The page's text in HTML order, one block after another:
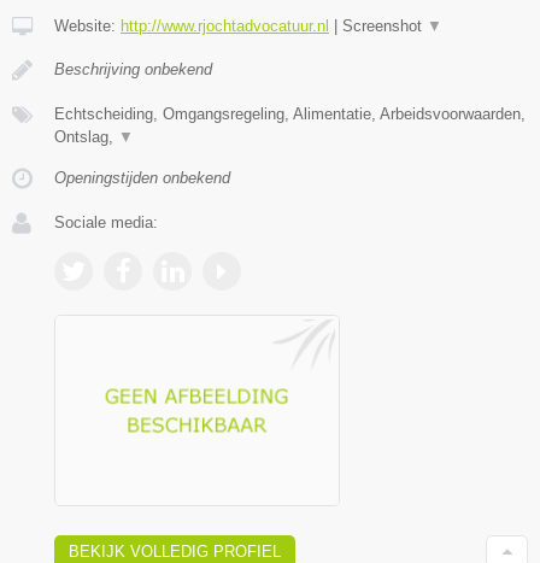
Website: http://www.rjochtadvocatuur.nl Screenshot ▼
Beschrijving onbekend
Echtscheiding, Omgangsregeling, Alimentatie, Arbeidsvoorwaarden,
Ontslag, ▼
Openingstijden onbekend
Sociale media:
BEKIJK VOLLEDIG PROFIEL